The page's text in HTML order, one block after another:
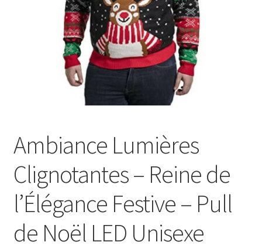
Ambiance Lumières
Clignotantes – Reine de
l’Élégance Festive – Pull
de Noël LED Unisexe